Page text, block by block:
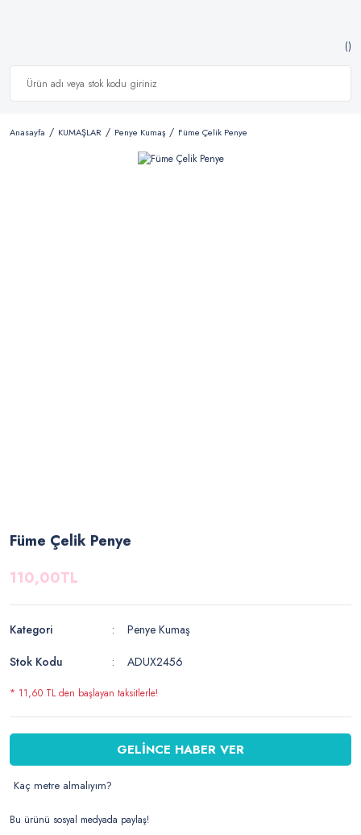
Anasayfa KUMAŞLAR Penye Kumaş Füme Çelik Penye
Füme Çelik Penye
110,00TL
Kategori
Penye Kumaş
Stok Kodu
ADUX2456
* 11,60 TL den başlayan taksitlerle!
GELİNCE HABER VER
Kaç metre almalıyım?
Bu ürünü sosyal medyada paylaş!